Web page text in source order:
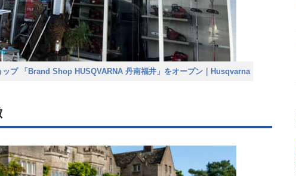
ップ 「Brand Shop HUSQVARNA 丹南福井」をオープン｜Husqvarna